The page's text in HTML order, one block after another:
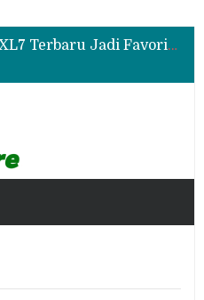
Promo Servis Mitsubishi Agustus 2026, Ada Diskon ESP dan Bodi & Cat Kilau Merdeka
Suzuki XL7 Terbaru Jadi Favorit Test Drive di GIIAS 2026, Ini Fitur yang Paling Dipuji
Promo Servis Mitsubishi Agustus 2026, Ada Diskon ESP dan Bodi & Cat Kilau Merdeka